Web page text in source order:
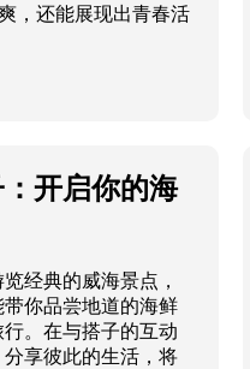
，还能展现出青春活
开启你的海
经典的威海景点，
你品尝地道的海鲜
。在与搭子的互动
享彼此的生活，将